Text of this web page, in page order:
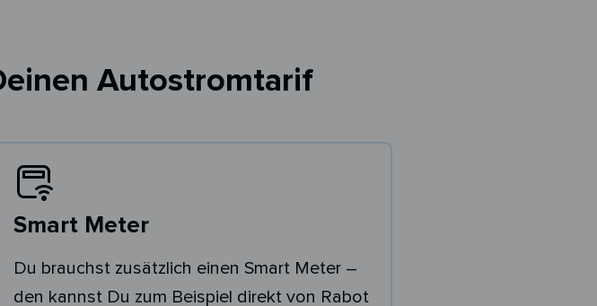
Autostromtarif
Smart Meter
Du brauchst zusätzlich einen Smart Meter –
den kannst Du zum Beispiel direkt von Rabot